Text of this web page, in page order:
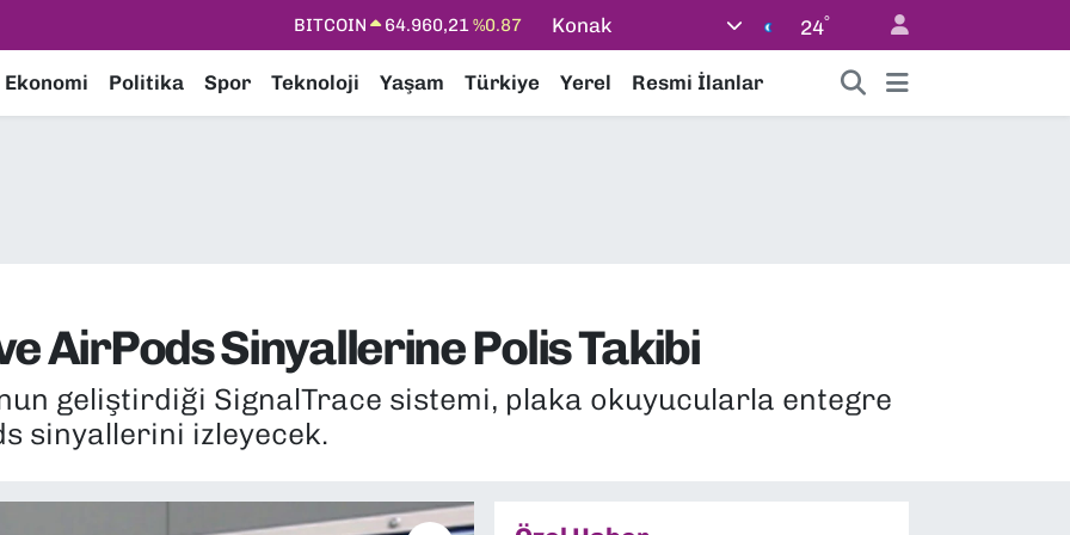
DOLAR 47,7436%0.18
STERLİN
64,4811%0.38
Konak 24°
Ekonomi Politika Spor Teknoloji Yaşam Türkiye Yerel Resmi İlanlar
AirPods Sinyallerine Polis Takibi
geliştirdiği SignalTrace sistemi, plaka okuyucularla entegre
sinyallerini izleyecek.